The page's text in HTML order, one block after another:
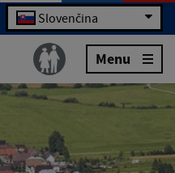
Slovenčina
Menu